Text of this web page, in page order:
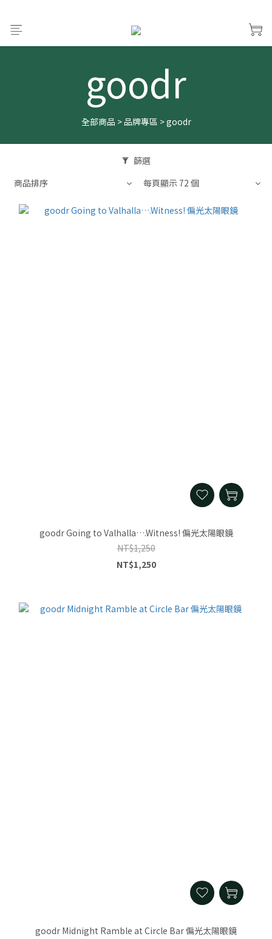
goodr
全部商品 >品牌專區 >goodr
篩選
商品排序
每頁顯示 72 個
goodr Going to Valhalla….Witness! 偏光太陽眼鏡
NT$1,250
NT$1,250
goodr Midnight Ramble at Circle Bar 偏光太陽眼鏡